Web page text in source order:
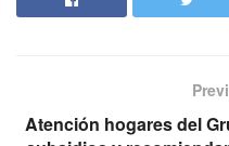
Atención hogares del